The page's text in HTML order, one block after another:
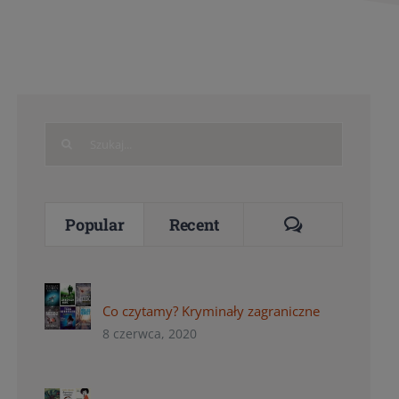
Popular Recent Comments
Co czytamy? Kryminały zagraniczne
8 czerwca, 2020